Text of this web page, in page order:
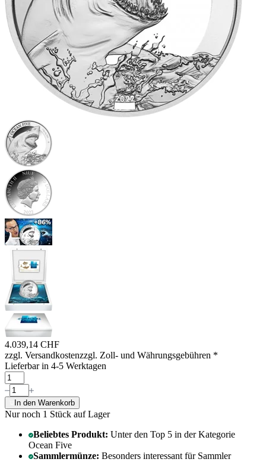
4.039,14 CHF
zzgl. Versandkostenzzgl. Zoll- und Währungsgebühren *
Lieferbar in 4-5 Werktagen
In den Warenkorb
Nur noch 1 Stück auf Lager
Beliebtes Produkt: Unter den Top 5 in der Kategorie
Ocean Five
Sammlermünze: Besonders interessant für Sammler